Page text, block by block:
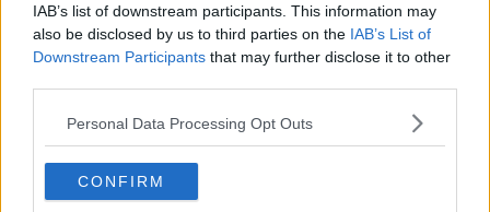
IAB’s list of downstream participants. This information may
also be disclosed by us to third parties on the IAB’s List of
Downstream Participants that may further disclose it to other
Personal Data Processing Opt Outs
CONFIRM
"Allarme terremoto" ma è solo il cantiere vicino
​Centocinque candeline per Andreina
Sistema fognario, tre cantieri aperti in città